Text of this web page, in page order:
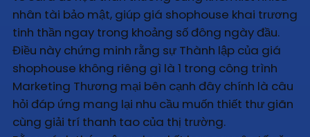
nhân tài bảo mật, giúp giá shophouse khai trương
tinh thần ngay trong khoảng số đông ngày đầu.
Điều này chứng minh rằng sự Thành lập của giá
shophouse không riêng gì là 1 trong công trình
Marketing Thương mại bên cạnh đây chính là câu
hỏi đáp ứng mang lại nhu cầu muốn thiết thư giãn
cùng giải trí thanh tao của thị trường.